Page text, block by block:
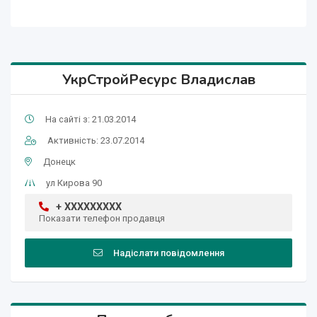
УкрСтройРесурс Владислав
На сайті з: 21.03.2014
Активність: 23.07.2014
Донецк
ул Кирова 90
+ XXXXXXXXX
Показати телефон продавця
Надіслати повідомлення